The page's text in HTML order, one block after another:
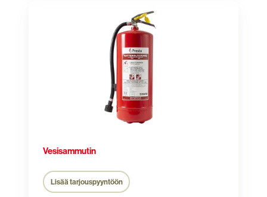
Vesisammutin
Lisää tarjouspyyntöön